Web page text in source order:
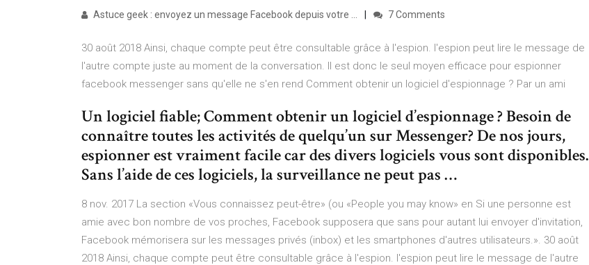
Astuce geek : envoyez un message Facebook depuis votre ... 7 Comments
30 août 2018 Ainsi, chaque compte peut être consultable grâce à l'espion. l'espion peut lire le message de
l'autre compte juste au moment de la conversation. Il est donc le seul moyen efficace pour espionner
facebook messenger sans qu'elle ne s'en rend Comment obtenir un logiciel d'espionnage ? Par un ami
Un logiciel fiable; Comment obtenir un logiciel d’espionnage ? Besoin de
connaître toutes les activités de quelqu’un sur Messenger? De nos jours,
espionner est vraiment facile car des divers logiciels vous sont disponibles.
Sans l’aide de ces logiciels, la surveillance ne peut pas …
8 nov. 2017 La section «Vous connaissez peut-être» (ou «People you may know» en Si une personne est
amie avec bon nombre de vos proches, Facebook supposera que sans pour autant lui envoyer d'invitation,
Facebook mémorisera sur les messages privés (inbox) et les smartphones d'autres utilisateurs.». 30 août
2018 Ainsi, chaque compte peut être consultable grâce à l'espion. l'espion peut lire le message de l'autre